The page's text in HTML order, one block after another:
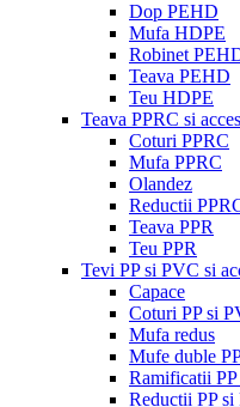
Dop PEHD
Mufa HDPE
Robinet
Teava PEHD
Teu HDPE
Teava PPRC si
Coturi PPRC
Mufa PPRC
Olandez
Reductii
Teava PPR
Teu PPR
Tevi PP si PVC si
Capace
Coturi PP si
Mufa redus
Mufe duble
Ramificatii
Reductii PP si